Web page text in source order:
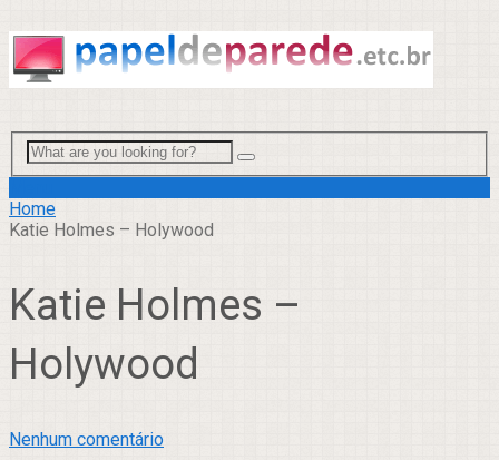
Home
Katie Holmes – Holywood
Katie Holmes –
Holywood
Nenhum comentário